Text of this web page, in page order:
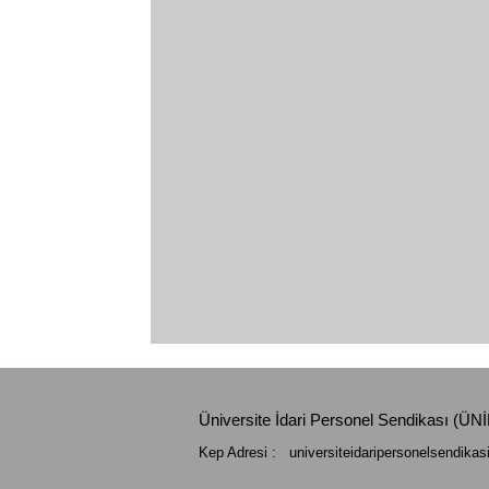
Üniversite İdari Personel Sendikası
Kep Adresi :